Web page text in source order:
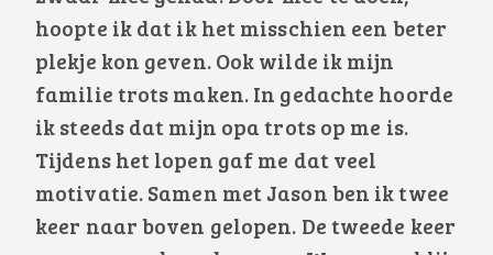
hoopte ik dat ik het misschien een beter
plekje kon geven. Ook wilde ik mijn
familie trots maken. In gedachte hoorde
ik steeds dat mijn opa trots op me is.
Tijdens het lopen gaf me dat veel
motivatie. Samen met Jason ben ik twee
keer naar boven gelopen. De tweede keer